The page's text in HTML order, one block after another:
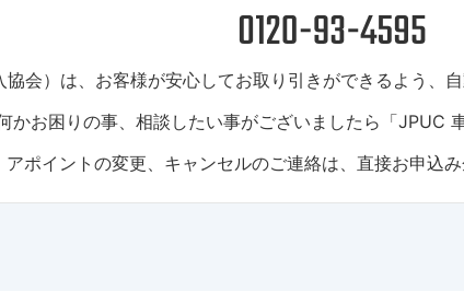
会）は、お客様が安心してお取り引きができるよう、
かお困りの事、相談したい事がございましたら「JPUC
ポイントの変更、キャンセルのご連絡は、直接お申込